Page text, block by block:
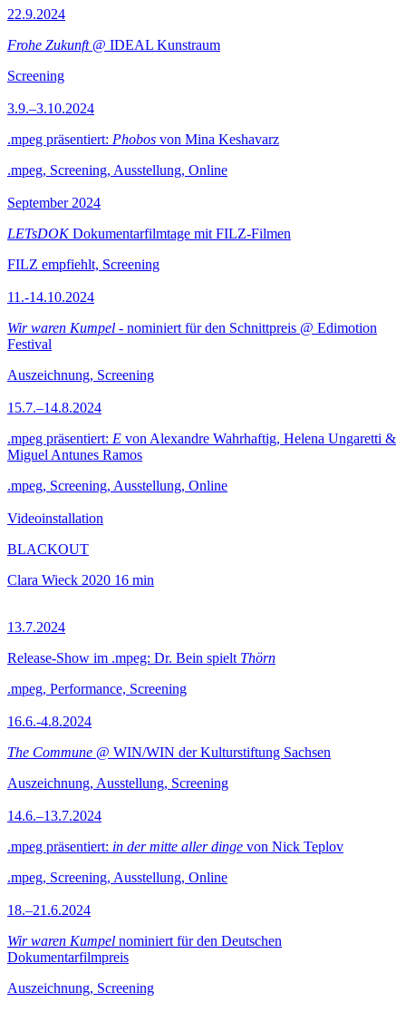
22.9.2024
Frohe Zukunft@ IDEAL Kunstraum
Screening
3.9.–3.10.2024
.mpeg präsentiert: Phobos von Mina Keshavarz
.mpeg, Screening, Ausstellung, Online
September 2024
LETsDOKDokumentarfilmtage mit FILZ-Filmen
FILZ empfiehlt, Screening
11.-14.10.2024
Wir waren Kumpel - nominiert für den Schnittpreis @ Edimotion
Festival
Auszeichnung, Screening
15.7.–14.8.2024
.mpeg präsentiert: E von Alexandre Wahrhaftig, Helena Ungaretti &
Miguel Antunes Ramos
.mpeg, Screening, Ausstellung, Online
Videoinstallation
BLACKOUT
Clara Wieck 2020 16 min
13.7.2024
Release-Show im .mpeg: Dr. Bein spielt Thörn
.mpeg, Performance, Screening
16.6.-4.8.2024
The Commune @ WIN/WIN der Kulturstiftung Sachsen
Auszeichnung, Ausstellung, Screening
14.6.–13.7.2024
.mpeg präsentiert: in der mitte aller dinge von Nick Teplov
.mpeg, Screening, Ausstellung, Online
18.–21.6.2024
Wir waren Kumpel nominiert für den Deutschen
Dokumentarfilmpreis
Auszeichnung, Screening